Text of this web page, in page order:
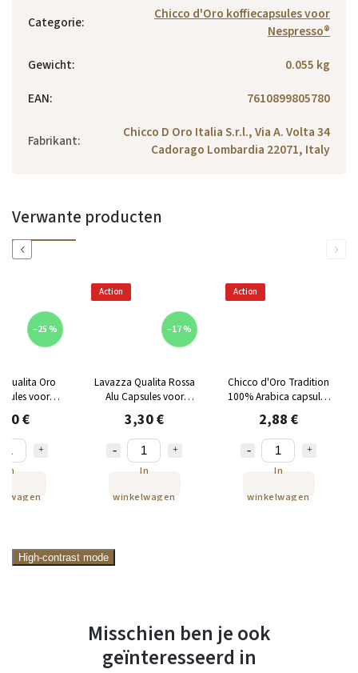
Categorie:
Chicco d'Oro koffiecapsules voor
Nespresso®
Gewicht:
0.055 kg
EAN: 7610899805780
Fabrikant:
Chicco D Oro Italia S.r.l., Via A. Volta 34
Cadorago Lombardia 22071, Italy
Verwante producten
Previous
–25 %
Qualita Oro
voor
10 st
€
In
Action
–17 %
Lavazza Qualita Rossa
Alu Capsules voor
Nespresso 10 st
3,30 €
In
winkelwagen
Action
Chicco d'Oro Tradition
100% Arabica capsules
voor Nespresso, 10
stuks
2,88 €
In
winkelwagen
Next
High-contrast mode
Misschien ben je ook
geïnteresseerd in